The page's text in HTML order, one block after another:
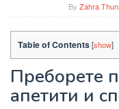
By Zahra
Table of Contents[show]
Преборете
апетити и